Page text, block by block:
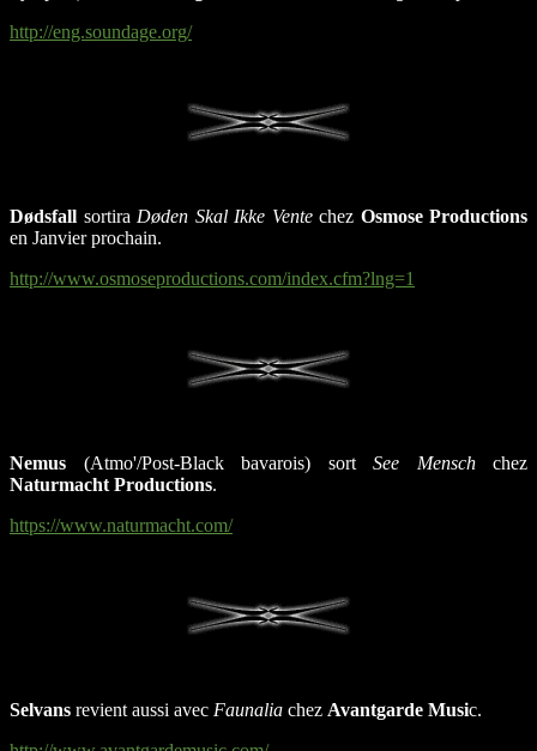
http://eng.soundage.org/
Dødsfall sortira Døden Skal Ikke Ventechez Osmose Productions
en Janvier prochain.
http://www.osmoseproductions.com/index.cfm?lng=1
Nemus (Atmo'/Post-Black bavarois) sort See Menschchez
Naturmacht Productions.
https://www.naturmacht.com/
Selvans revient aussi avec Faunalia chez Avantgarde Music.